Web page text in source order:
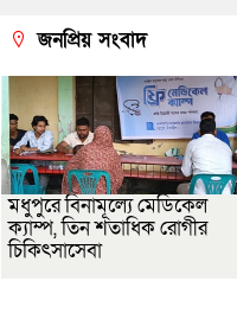
জনপ্রিয় সংবাদ
মধুপুরে বিনামূল্যে মেডিকেল
ক্যাম্প, তিন শতাধিক রোগীর
চিকিৎসাসেবা